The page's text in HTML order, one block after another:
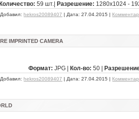
Количество: 59 шт.| Разрешение: 1280x1024 -
Добавил:hekros20089407 | Дата:27.04.2015 |
IMPRINTED CAMERA
Формат: JPG | Кол-во: 50 |
Добавил:hekros20089407 | Дата:27.04.2015 |